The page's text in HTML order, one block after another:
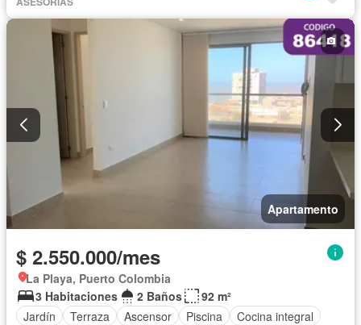
Apartamento
$ 2.550.000/mes
La Playa, Puerto Colombia
3 Habitaciones
2 Baños
92 m²
Jardín
Terraza Ascensor Piscina
Cocina integral